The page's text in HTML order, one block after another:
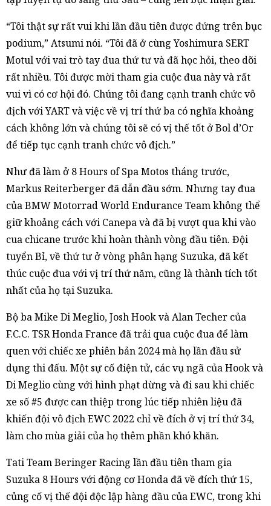
“Tôi thật sự rất vui khi lần đầu tiên được đứng trên bục
podium,” Atsumi nói. “Tôi đã ở cùng Yoshimura SERT
Motul với vai trò tay đua thứ tư và đã học hỏi, theo dõi
rất nhiều. Tôi được mời tham gia cuộc đua này và rất
vui vì có cơ hội đó. Chúng tôi đang cạnh tranh chức vô
địch với YART và việc về vị trí thứ ba có nghĩa khoảng
cách không lớn và chúng tôi sẽ có vị thế tốt ở Bol d’Or
để tiếp tục cạnh tranh chức vô địch.”
Như đã làm ở 8 Hours of Spa Motos tháng trước,
Markus Reiterberger đã dẫn đầu sớm. Nhưng tay đua
của BMW Motorrad World Endurance Team không thể
giữ khoảng cách với Canepa và đã bị vượt qua khi vào
cua chicane trước khi hoàn thành vòng đầu tiên. Đội
tuyển Bỉ, về thứ tư ở vòng phân hạng Suzuka, đã kết
thúc cuộc đua với vị trí thứ năm, cũng là thành tích tốt
nhất của họ tại Suzuka.
Bộ ba Mike Di Meglio, Josh Hook và Alan Techer của
F.C.C. TSR Honda France đã trải qua cuộc đua để làm
quen với chiếc xe phiên bản 2024 mà họ lần đầu sử
dụng thi đấu. Một sự cố điện tử, các vụ ngã của Hook và
Di Meglio cùng với hình phạt dừng và đi sau khi chiếc
xe số #5 được can thiệp trong lúc tiếp nhiên liệu đã
khiến đội vô địch EWC 2022 chỉ về đích ở vị trí thứ 34,
làm cho mùa giải của họ thêm phần khó khăn.
Tati Team Beringer Racing lần đầu tiên tham gia
Suzuka 8 Hours với động cơ Honda đã về đích thứ 15,
củng cố vị thế đội độc lập hàng đầu của EWC, trong khi